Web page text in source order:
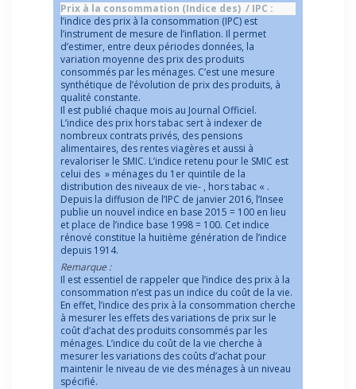
Prix à la consommation (Indice des)  / IPC :
l’indice des prix à la consommation (IPC) est
l’instrument de mesure de l’inflation. Il permet
d’estimer, entre deux périodes données, la
variation moyenne des prix des produits
consommés par les ménages. C’est une mesure
synthétique de l’évolution de prix des produits, à
qualité constante.
Il est publié chaque mois au Journal Officiel.
L’indice des prix hors tabac sert à indexer de
nombreux contrats privés, des pensions
alimentaires, des rentes viagères et aussi à
revaloriser le SMIC. L’indice retenu pour le SMIC est
celui des » ménages du 1er quintile de la
distribution des niveaux de vie- , hors tabac « .
Depuis la diffusion de l’IPC de janvier 2016, l’Insee
publie un nouvel indice en base 2015 = 100 en lieu
et place de l’indice base 1998 = 100. Cet indice
rénové constitue la huitième génération de l’indice
depuis 1914.
Remarque :
Il est essentiel de rappeler que l’indice des prix à la
consommation n’est pas un indice du coût de la vie.
En effet, l’indice des prix à la consommation cherche
à mesurer les effets des variations de prix sur le
coût d’achat des produits consommés par les
ménages. L’indice du coût de la vie cherche à
mesurer les variations des coûts d’achat pour
maintenir le niveau de vie des ménages à un niveau
spécifié.